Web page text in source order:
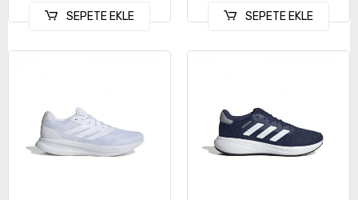
SEPETE EKLE SEPETE EKLE